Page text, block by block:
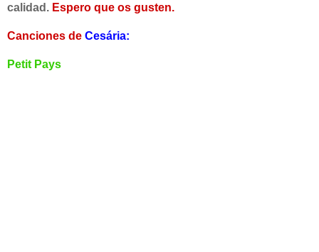
calidad. Espero que os gusten.
Canciones de Cesária:
Petit Pays